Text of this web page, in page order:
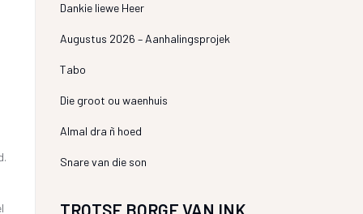
Dankie liewe Heer
Augustus 2026 – Aanhalingsprojek
Tabo
Die groot ou waenhuis
Almal dra ñ hoed
Snare van die son
TROTSE BORGE VAN INK